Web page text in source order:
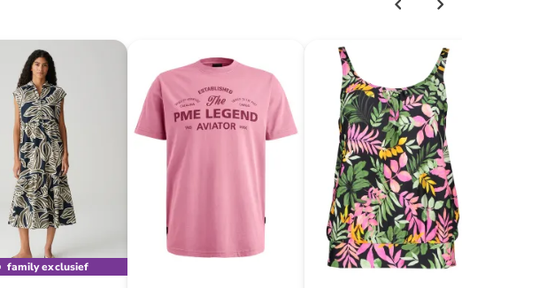
family exclusief